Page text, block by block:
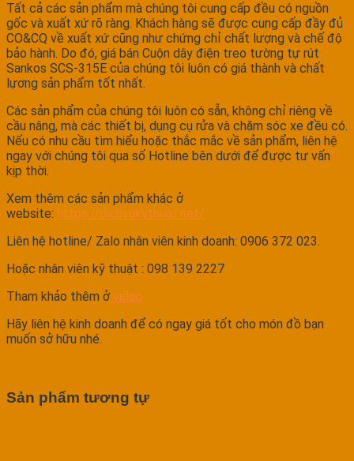
Tất cả các sản phẩm mà chúng tôi cung cấp đều có nguồn
gốc và xuất xứ rõ ràng. Khách hàng sẽ được cung cấp đầy đủ
CO&CQ về xuất xứ cũng như chứng chỉ chất lượng và chế độ
bảo hành. Do đó, giá bán Cuộn dây điện treo tường tự rút
Sankos SCS-315E của chúng tôi luôn có giá thành và chất
lựơng sản phẩm tốt nhất.
Các sản phẩm của chúng tôi luôn có sẵn, không chỉ riêng về
cầu nâng, mà các thiết bị, dụng cụ rửa và chăm sóc xe đều có.
Nếu có nhu cầu tìm hiểu hoặc thắc mắc về sản phẩm, liên hệ
ngay với chúng tôi qua số Hotline bên dưới để được tư vấn
kịp thời.
Xem thêm các sản phẩm khác ở
website: https://dichvukythuat.net/
Liên hệ hotline/ Zalo nhân viên kinh doanh: 0906 372 023.
Hoặc nhân viên kỹ thuật : 098 139 2227
Tham khảo thêm ở video
Hãy liên hệ kinh doanh để có ngay giá tốt cho món đồ bạn
muốn sở hữu nhé.
Sản phẩm tương tự